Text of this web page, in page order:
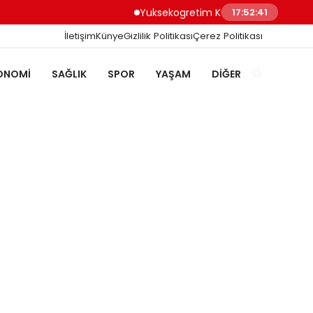
Yuksekogretim Kurumu Dijital
17:52:41
İletişimKünyeGizlilik PolitikasıÇerez Politikası
SAĞLIK SPOR YAŞAM DIĞER